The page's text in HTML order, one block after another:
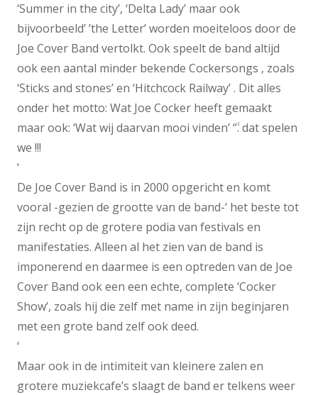
‘Summer in the city’, ‘Delta Lady’ maar ook
bijvoorbeeld’ ’the Letter’ worden moeiteloos door de
Joe Cover Band vertolkt. Ook speelt de band altijd
ook een aantal minder bekende Cockersongs , zoals
‘Sticks and stones’ en ‘Hitchcock Railway’ . Dit alles
onder het motto: Wat Joe Cocker heeft gemaakt
maar ook: ‘Wat wij daarvan mooi vinden’ ‘݃’. dat spelen
we !!!
‘
De Joe Cover Band is in 2000 opgericht en komt
vooral -gezien de grootte van de band-‘ het beste tot
zijn recht op de grotere podia van festivals en
manifestaties. Alleen al het zien van de band is
imponerend en daarmee is een optreden van de Joe
Cover Band ook een een echte, complete ‘Cocker
Show’, zoals hij die zelf met name in zijn beginjaren
met een grote band zelf ook deed.
‘
Maar ook in de intimiteit van kleinere zalen en
grotere muziekcafe’s slaagt de band er telkens weer